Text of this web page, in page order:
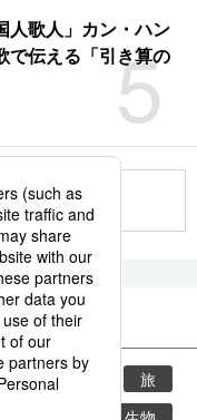
5
人歌人」カン・ハン
で伝える「引き算の
ス 観光
旅